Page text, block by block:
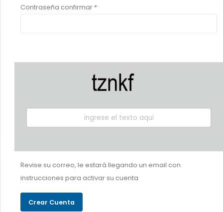
Contraseña confirmar *
Revise su correo, le estará llegando un email con
instrucciones para activar su cuenta